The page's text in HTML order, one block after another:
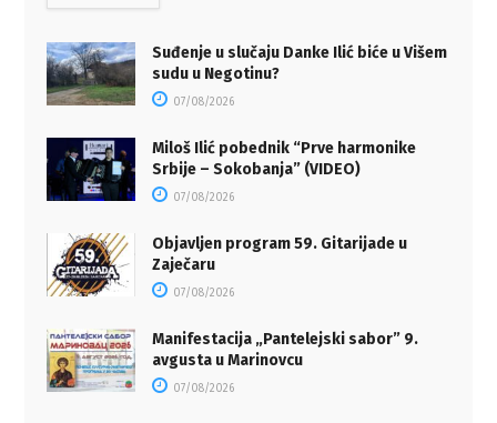
Suđenje u slučaju Danke Ilić biće u Višem
sudu u Negotinu?
07/08/2026
Miloš Ilić pobednik “Prve harmonike
Srbije – Sokobanja” (VIDEO)
07/08/2026
Objavljen program 59. Gitarijade u
Zaječaru
07/08/2026
Manifestacija „Pantelejski sabor” 9.
avgusta u Marinovcu
07/08/2026